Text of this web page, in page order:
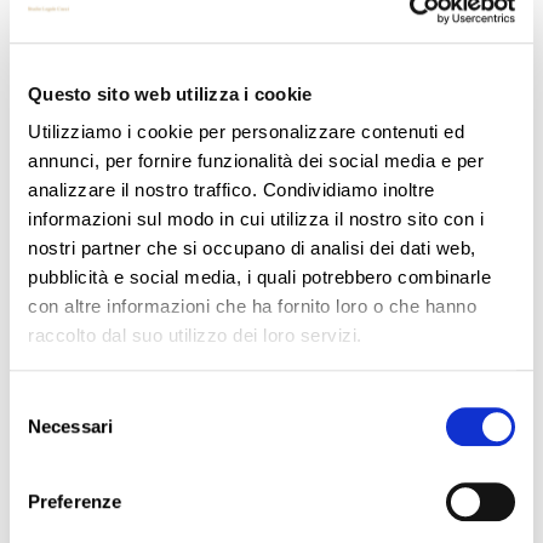
Questo sito web utilizza i cookie
Utilizziamo i cookie per personalizzare contenuti ed
annunci, per fornire funzionalità dei social media e per
analizzare il nostro traffico. Condividiamo inoltre
informazioni sul modo in cui utilizza il nostro sito con i
nostri partner che si occupano di analisi dei dati web,
pubblicità e social media, i quali potrebbero combinarle
con altre informazioni che ha fornito loro o che hanno
raccolto dal suo utilizzo dei loro servizi.
delNecessari
Preferenze
raccolta, anche se privato e non mosso da
scopi commerciali, l’uso che se ne farebbe
non avrebbe più i caratteri di una attività
esclusivamente “personale o domestica”
sicché si dovrebbe applicare appieno il
GDPR, compreso l’art. 6, che subordina la
liceità del trattamento alla sussistenza di una
base giuridica, che qui verrebbe a mancare.
Se quindi, per riferirci ad una fattispecie molto
ricorrente, in ambito di attività associative,
ricreative, scolastiche, sportive,
dove le persone risultino riconoscibili, sul sito
internet dell’associazione, della scuola o della
acquisire il consenso degli interessati che
dovranno ricevere pure l’informativa sulla